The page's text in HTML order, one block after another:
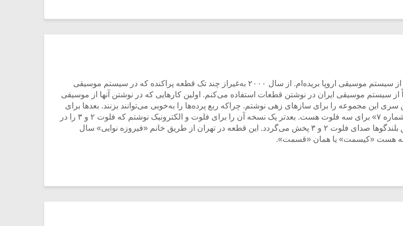
دلیل اینکه این کارها را کرده‌ام این است که من اساساً از سال ۲۰۰۰ از سیستم موسیقی اروپا بریده‌ام. از سال ۲۰۰۰ به‌غیراز چند تک قطعه پراکنده که در سیستم موسیقی
از سیستم موسیقی ایران در نوشتن قطعات استفاده می‌کنم. اولین کارهایی که در نوشتن آنها از موسیقی
این مجموعه را برای سازهای زهی نوشتم. چراکه ربع پرده‌ها را به‌خوبی می‌توانند بزنند. بعدها برای
سازهای بادی هم شروع به نوشتن کردم. به‌طور مثال «خوشنویسی شماره ۷» برای سه فلوت هست. بعدتر یک نسخه آن را برای فلوت و الکترونیک نوشتم که فلوت ۲ و ۳ را در
استودیو ضبط کردیم و فلوت شماره یک زنده اجرا می‌شود و از طریق بلندگوها صدای فلوت ۲ و ۳ پخش می‌گردد. این قطعه در تهران از طریق خانم «فیروزه نوایی» سال
هست «کیسمت» یا همان «قسمت».